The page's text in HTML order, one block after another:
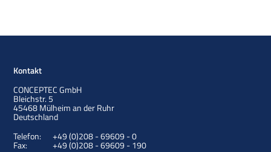
Kontakt
CONCEPTEC GmbH
Bleichstr. 5
45468Mülheim an der Ruhr
Deutschland
Telefon:
+49 (0)208 - 69609 - 0
Fax:
+49 (0)208 - 69609 - 190